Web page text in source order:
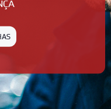
EQUIPE!
conosco!
aqui.